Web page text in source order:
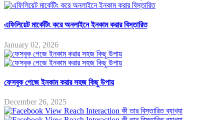
এফিলিয়েট মার্কেটিং করে অনলাইনে ইনকাম করার বিস্তারিত
January 02, 2026
ফেসবুক পেজে ইনকাম করার সহজ কিছু উপায়
December 26, 2025